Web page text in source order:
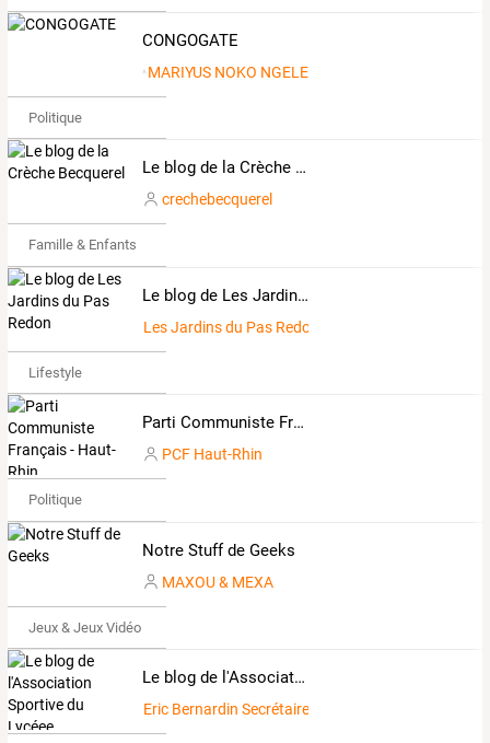
CONGOGATE
MARIYUS NOKO NGELE
Politique
Le blog de la Crèche Becquerel
crechebecquerel
Famille & Enfants
Le blog de Les Jardins du Pas Redon
Les Jardins du Pas Redon
Lifestyle
Parti Communiste Français - Haut-Rhin
PCF Haut-Rhin
Politique
Notre Stuff de Geeks
MAXOU & MEXA
Jeux & Jeux Vidéo
Le blog de l'Association Sportive du Lycéee Margueritte
Eric Bernardin Secrétaire d'AS